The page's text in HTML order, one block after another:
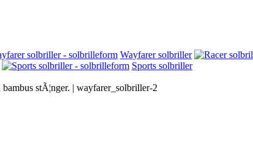
Wayfarer solbriller
Sports solbriller